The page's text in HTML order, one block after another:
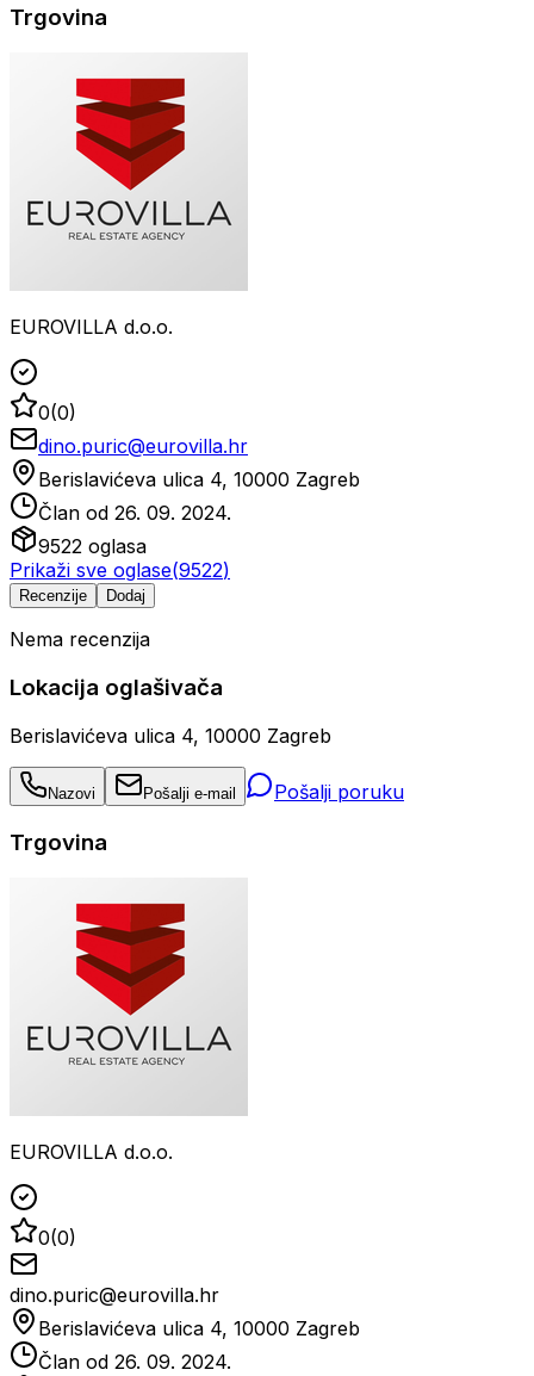
Trgovina
EUROVILLA d.o.o.
0(0)
dino.puric@eurovilla.hr
Berislavićeva ulica 4, 10000 Zagreb
Član od 26. 09. 2024.
9522 oglasa
Prikaži sve oglase(9522)
Recenzije Dodaj
Nema recenzija
Lokacija oglašivača
Berislavićeva ulica 4, 10000 Zagreb
Nazovi Pošalji e-mail Pošalji poruku
Trgovina
EUROVILLA d.o.o.
0(0)
dino.puric@eurovilla.hr
Berislavićeva ulica 4, 10000 Zagreb
Član od 26. 09. 2024.